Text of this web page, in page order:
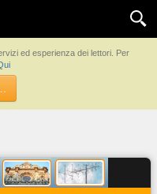
ed esperienza dei lettori. Per